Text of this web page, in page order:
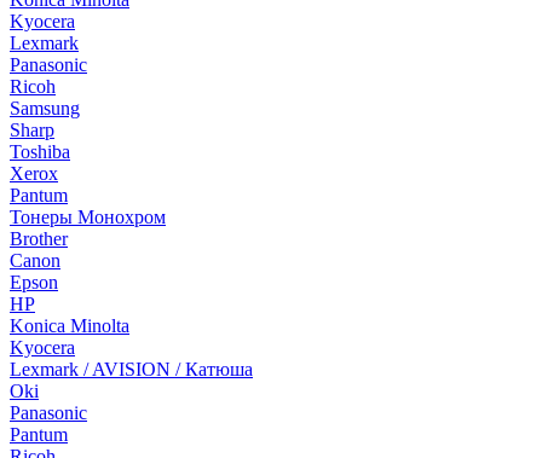
Kyocera
Lexmark
Panasonic
Ricoh
Samsung
Sharp
Toshiba
Xerox
Pantum
Тонеры Монохром
Brother
Canon
Epson
HP
Konica Minolta
Kyocera
Lexmark / AVISION / Катюша
Oki
Panasonic
Pantum